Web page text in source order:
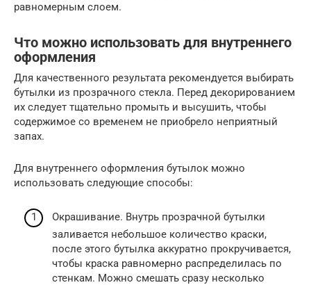
равномерным слоем.
Что можно использовать для внутреннего
оформления
Для качественного результата рекомендуется выбирать
бутылки из прозрачного стекла. Перед декорированием
их следует тщательно промыть и высушить, чтобы
содержимое со временем не приобрело неприятный
запах.
Для внутреннего оформления бутылок можно
использовать следующие способы:
Окрашивание. Внутрь прозрачной бутылки
заливается небольшое количество краски,
после этого бутылка аккуратно прокручивается,
чтобы краска равномерно распределилась по
стенкам. Можно смешать сразу несколько